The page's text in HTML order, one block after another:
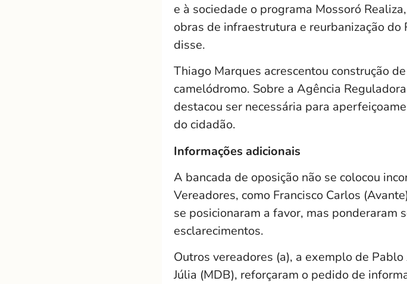
e à sociedade o programa Mossoró
obras de infraestrutura e reurbanização do
disse.
Thiago Marques acrescentou construção
camelódromo. Sobre a Agência
destacou ser necessária para
do cidadão.
Informações adicionais
A bancada de oposição não se colocou
Vereadores, como Francisco Carlos
se posicionaram a favor, mas ponderaram
esclarecimentos.
Outros vereadores (a), a exemplo de
Júlia (MDB), reforçaram o pedido de